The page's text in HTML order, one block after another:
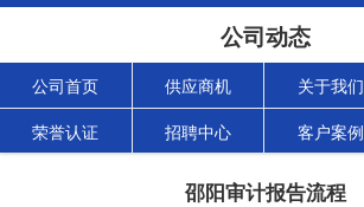
公司动态
公司首页 供应商机 关于我们
荣誉认证 招聘中心 客户案例
邵阳审计报告流程